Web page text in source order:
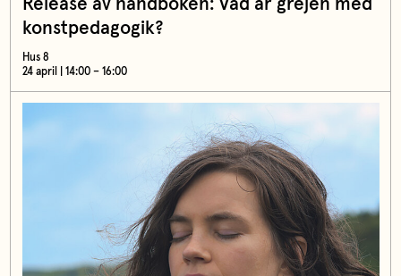
Release av handboken: Vad är grejen med
konstpedagogik?
Hus 8
24 april | 14:00 – 16:00